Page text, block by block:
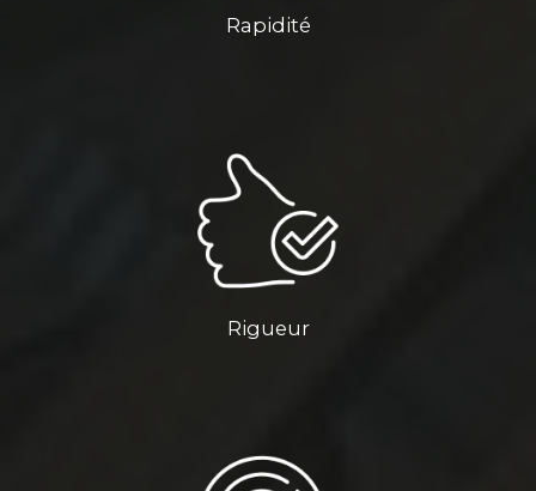
Rapidité
Rigueur